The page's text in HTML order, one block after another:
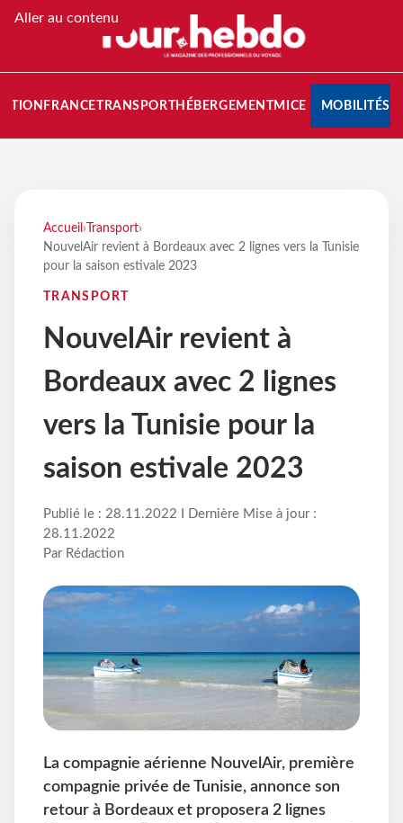
Aller au contenu
FRANCETRANSPORT HÉBERGEMENTMICE MOBILITÉS
Accueil › Transport›
NouvelAir revient à Bordeaux avec 2 lignes vers la Tunisie
pour la saison estivale 2023
TRANSPORT
NouvelAir revient à
Bordeaux avec 2 lignes
vers la Tunisie pour la
saison estivale 2023
Publié le : 28.11.2022 I Dernière Mise à jour :
28.11.2022
Par Rédaction
La compagnie aérienne NouvelAir, première
compagnie privée de Tunisie, annonce son
retour à Bordeaux et proposera 2 lignes